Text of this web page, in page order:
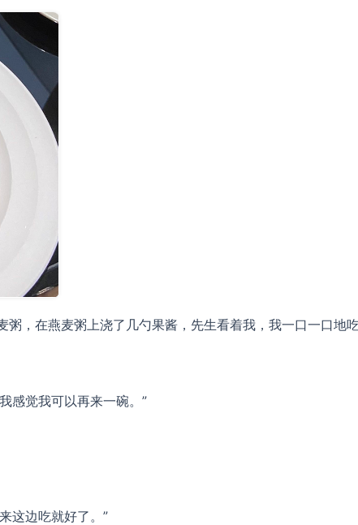
粥，在燕麦粥上浇了几勺果酱，先生看着我，我一口一口地
感觉我可以再来一碗。”
这边吃就好了。”